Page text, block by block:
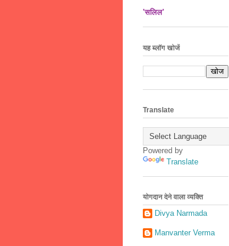
'सलिल'
यह ब्लॉग खोजें
Translate
Powered by
Translate
योगदान देने वाला व्यक्ति
Divya Narmada
Manvanter Verma